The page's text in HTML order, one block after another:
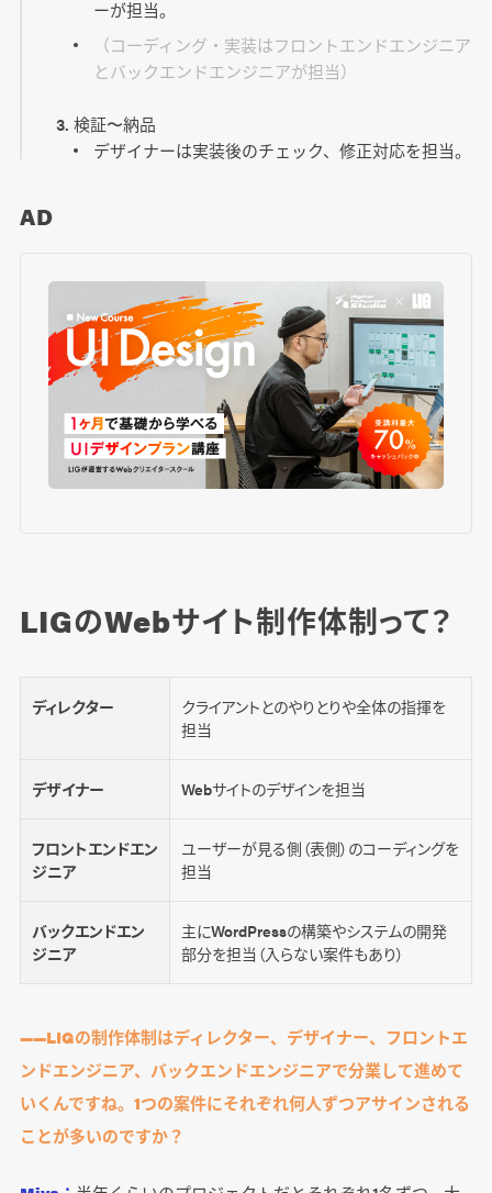
ーが担当。
（コーディング・実装はフロントエンドエンジニア
とバックエンドエンジニアが担当）
検証〜納品
デザイナーは実装後のチェック、修正対応を担当。
AD
LIGのWebサイト制作体制って？
ディレクター
クライアントとのやりとりや全体の指揮を
担当
デザイナー Webサイトのデザインを担当
フロントエンドエン
ジニア
ユーザーが見る側（表側）のコーディングを
担当
バックエンドエン
ジニア
主にWordPressの構築やシステムの開発
部分を担当（入らない案件もあり）
――LIGの制作体制はディレクター、デザイナー、フロントエ
ンドエンジニア、バックエンドエンジニアで分業して進めて
いくんですね。1つの案件にそれぞれ何人ずつアサインされる
ことが多いのですか？